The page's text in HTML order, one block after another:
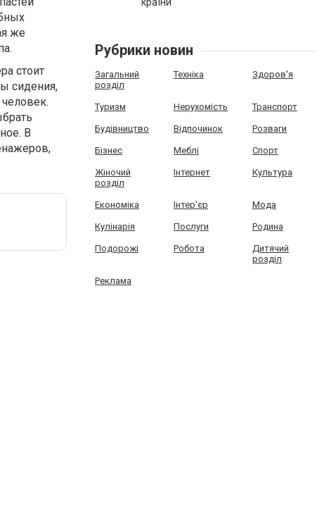
же
стоит
сидения,
В
Рубрики новин
Загальний
розділ
Техніка Здоров'я
Туризм Нерухомість Транспорт
Будівництво Відпочинок Розваги
Бізнес Меблі Спорт
Жіночий
розділ
Інтернет Культура
Економіка Інтер'єр Мода
Кулінарія Послуги Родина
Подорожі Робота
Дитячий
розділ
Реклама